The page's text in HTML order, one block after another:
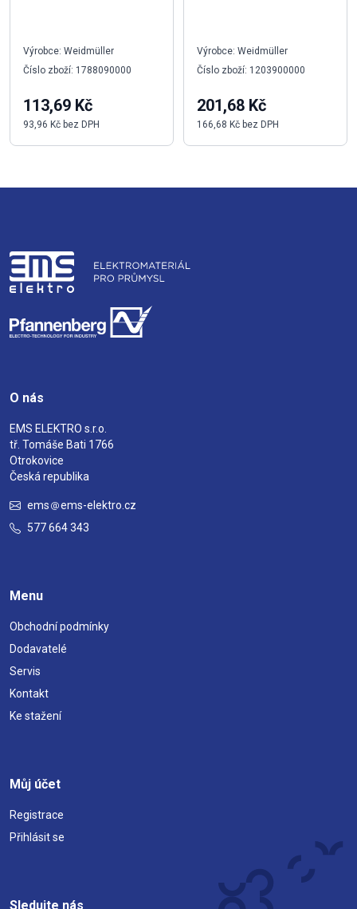
Výrobce: Weidmüller
Číslo zboží: 1788090000
113,69 Kč
93,96 Kč bez DPH
Výrobce: Weidmüller
Číslo zboží: 1203900000
201,68 Kč
166,68 Kč bez DPH
O nás
EMS ELEKTRO s.r.o.
tř. Tomáše Bati 1766
Otrokovice
Česká republika
ems
ems-elektro.cz
577 664 343
Menu
Obchodní podmínky
Dodavatelé
Servis
Kontakt
Ke stažení
Můj účet
Registrace
Přihlásit se
Sledujte nás